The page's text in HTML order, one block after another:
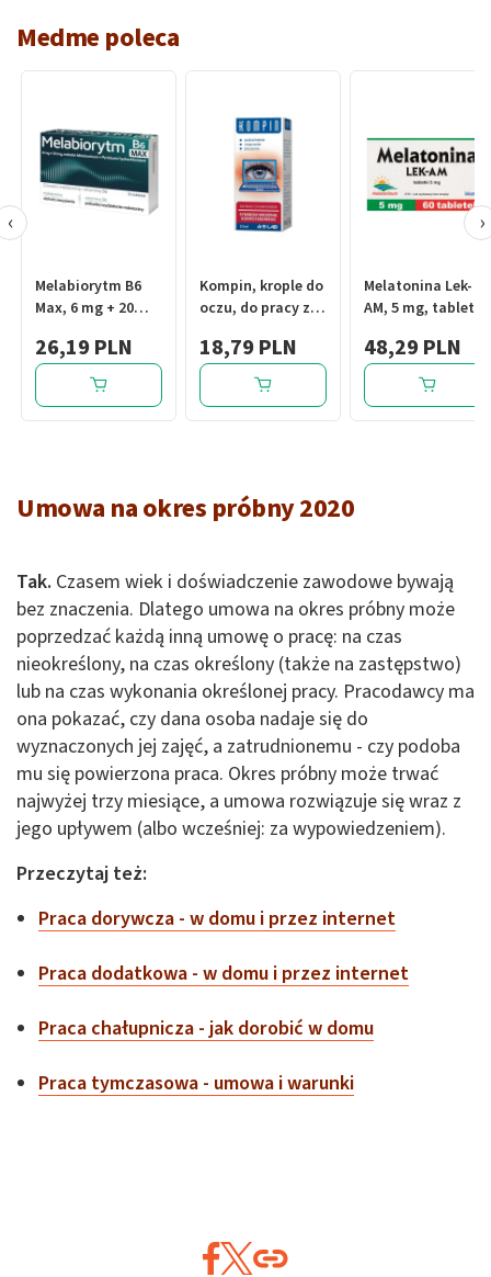
Medme poleca
Melabiorytm B6
Max, 6 mg + 20
26,19 PLN
Kompin, krople do
oczu, do pracy z
ml
18,79 PLN
Melatonina Lek-
AM, 5 mg, tabletki,
48,29 PLN
‹ ›
Umowa na okres próbny 2020
Tak. Czasem wiek i doświadczenie zawodowe bywają
bez znaczenia. Dlatego umowa na okres próbny może
poprzedzać każdą inną umowę o pracę: na czas
nieokreślony, na czas określony (także na zastępstwo)
lub na czas wykonania określonej pracy. Pracodawcy ma
ona pokazać, czy dana osoba nadaje się do
wyznaczonych jej zajęć, a zatrudnionemu - czy podoba
mu się powierzona praca. Okres próbny może trwać
najwyżej trzy miesiące, a umowa rozwiązuje się wraz z
jego upływem (albo wcześniej: za wypowiedzeniem).
Przeczytaj też:
Praca dorywcza - w domu i przez internet
Praca dodatkowa - w domu i przez internet
Praca chałupnicza - jak dorobić w domu
Praca tymczasowa - umowa i warunki